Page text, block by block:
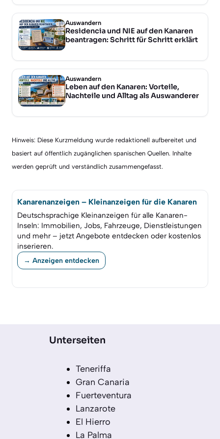
Auswandern
Residencia und NIE auf den Kanaren
beantragen: Schritt für Schritt erklärt
Auswandern
Leben auf den Kanaren: Vorteile,
Nachteile und Alltag als Auswanderer
Hinweis: Diese Kurzmeldung wurde redaktionell aufbereitet und
basiert auf öffentlich zugänglichen spanischen Quellen. Inhalte
werden geprüft und verständlich zusammengefasst.
Kanarenanzeigen – Kleinanzeigen für die Kanaren
Deutschsprachige Kleinanzeigen für alle Kanaren-
Inseln: Immobilien, Jobs, Fahrzeuge, Dienstleistungen
und mehr – jetzt Angebote entdecken oder kostenlos
inserieren.
→ Anzeigen entdecken
Unterseiten
Teneriffa
Gran Canaria
Fuerteventura
Lanzarote
El Hierro
La Palma